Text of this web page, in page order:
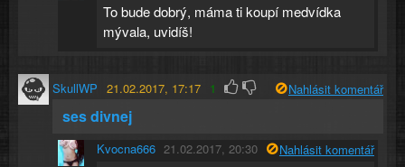
To bude dobrý, máma ti koupí medvídka
mývala, uvidíš!
SkullWP 21.02.2017, 17:17 1 Nahlásit komentář
ses divnej
Kvocna666 21.02.2017, 20:30 Nahlásit komentář